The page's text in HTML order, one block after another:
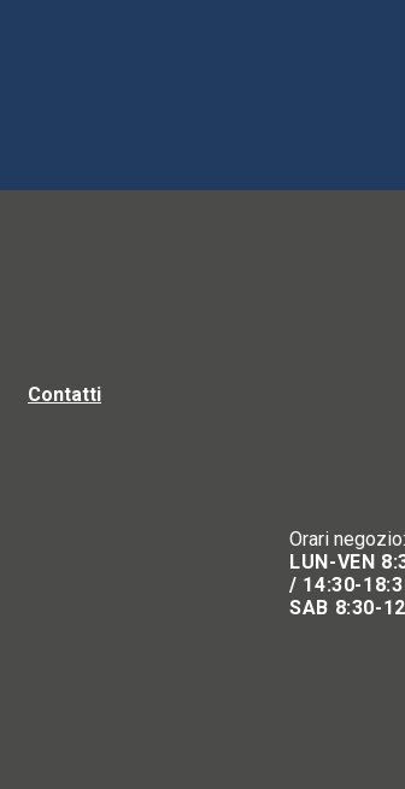
Contatti
Orari negozio:
LUN-VEN
/ 14:30-
SAB 8:30-